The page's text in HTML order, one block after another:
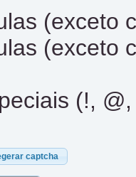
(exceto
(exceto
(!,
captcha